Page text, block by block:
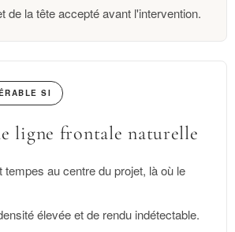
de la tête accepté avant l'intervention.
SI
ligne frontale naturelle
tempes au centre du projet, là où le
élevée et de rendu indétectable.